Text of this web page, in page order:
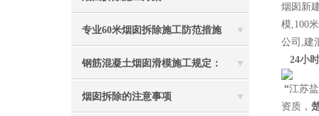
专业60米烟囱拆除施工防范措施
钢筋混凝土烟囱滑模施工规定：
烟囱拆除的注意事项
烟囱新
模,100米
公司,建
24小
“江苏
资质，